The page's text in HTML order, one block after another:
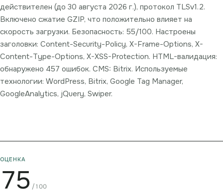
действителен (до 30 августа 2026 г.), протокол TLSv1.2.
Включено сжатие GZIP, что положительно влияет на
скорость загрузки. Безопасность: 55/100. Настроены
заголовки: Content-Security-Policy, X-Frame-Options, X-
Content-Type-Options, X-XSS-Protection. HTML-валидация:
обнаружено 457 ошибок. CMS: Bitrix. Используемые
технологии: WordPress, Bitrix, Google Tag Manager,
GoogleAnalytics, jQuery, Swiper.
ОЦЕНКА
75 /100